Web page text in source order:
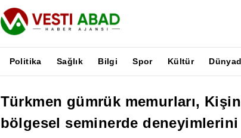
Politika Sağlık Bilgi Spor Kültür
Türkmen gümrük memurları,
bölgesel seminerde deneyimlerini